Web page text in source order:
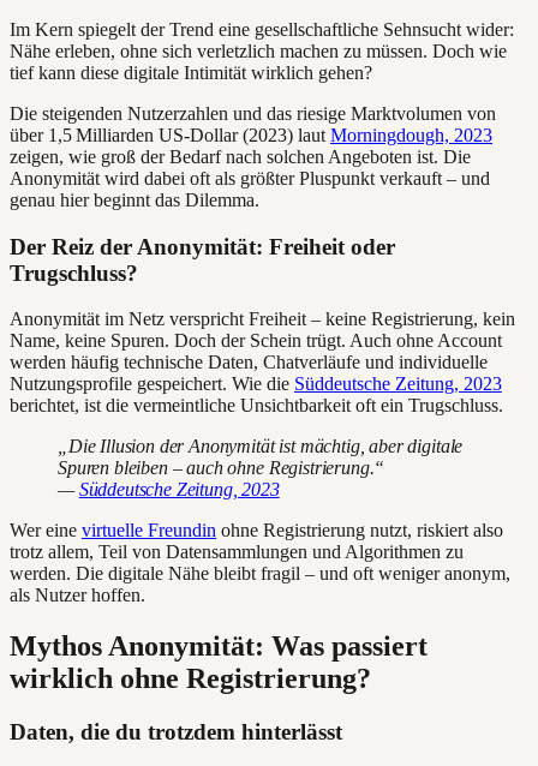
Im Kern spiegelt der Trend eine gesellschaftliche Sehnsucht wider:
Nähe erleben, ohne sich verletzlich machen zu müssen. Doch wie
tief kann diese digitale Intimität wirklich gehen?
Die steigenden Nutzerzahlen und das riesige Marktvolumen von
über 1,5 Milliarden US-Dollar (2023) laut Morningdough, 2023
zeigen, wie groß der Bedarf nach solchen Angeboten ist. Die
Anonymität wird dabei oft als größter Pluspunkt verkauft – und
genau hier beginnt das Dilemma.
Der Reiz der Anonymität: Freiheit oder
Trugschluss?
Anonymität im Netz verspricht Freiheit – keine Registrierung, kein
Name, keine Spuren. Doch der Schein trügt. Auch ohne Account
werden häufig technische Daten, Chatverläufe und individuelle
Nutzungsprofile gespeichert. Wie die Süddeutsche Zeitung, 2023
berichtet, ist die vermeintliche Unsichtbarkeit oft ein Trugschluss.
„Die Illusion der Anonymität ist mächtig, aber digitale
Spuren bleiben – auch ohne Registrierung.“
—Süddeutsche Zeitung, 2023
Wer eine virtuelle Freundin ohne Registrierung nutzt, riskiert also
trotz allem, Teil von Datensammlungen und Algorithmen zu
werden. Die digitale Nähe bleibt fragil – und oft weniger anonym,
als Nutzer hoffen.
Mythos Anonymität: Was passiert
wirklich ohne Registrierung?
Daten, die du trotzdem hinterlässt